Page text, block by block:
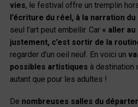
vies, le festival offre un tremplin
l’écriture du réel, à la narration du
seul l’art peut embellir. Car « aller
justement, c’est sortir de la
regarder d’un oeil neuf. En voici un
possibles artistiques à destination
autant que pour les adultes !
De nombreuses salles du